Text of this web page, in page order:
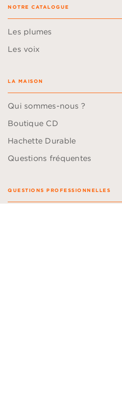
NOTRE CATALOGUE
Les plumes
Les voix
LA MAISON
Qui sommes-nous ?
Boutique CD
Hachette Durable
Questions fréquentes
QUESTIONS PROFESSIONNELLES